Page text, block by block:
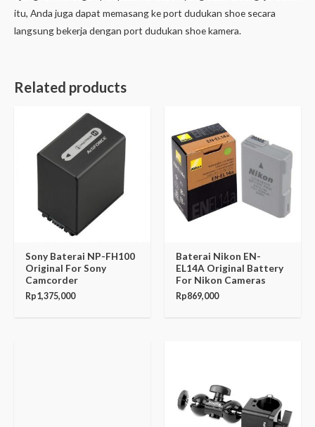
itu, Anda juga dapat memasang ke port dudukan shoe secara
langsung bekerja dengan port dudukan shoe kamera.
Related products
Sony Baterai NP-FH100
Original For Sony
Camcorder
Rp1,375,000
Baterai Nikon EN-
EL14A Original Battery
For Nikon Cameras
Rp869,000